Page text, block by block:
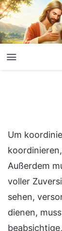
Um
Außerdem
voller
sehen,
dienen,